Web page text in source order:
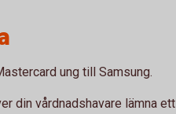
ung till Samsung.
din vårdnadshavare lämna ett